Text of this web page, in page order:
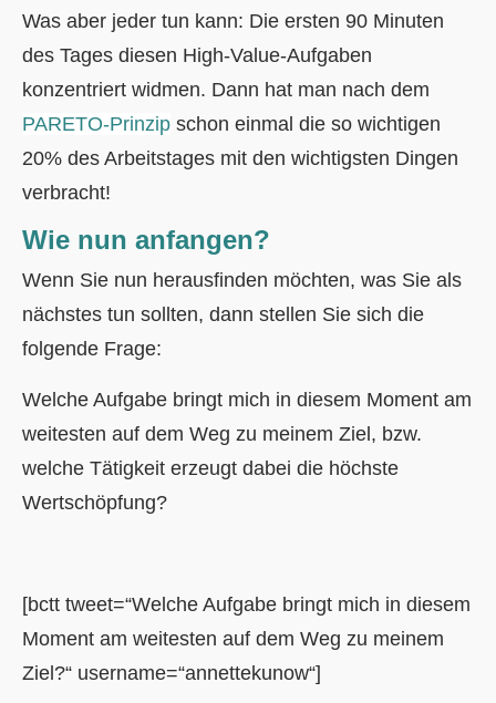
Was aber jeder tun kann: Die ersten 90 Minuten
des Tages diesen High-Value-Aufgaben
konzentriert widmen. Dann hat man nach dem
PARETO-Prinzip schon einmal die so wichtigen
20% des Arbeitstages mit den wichtigsten Dingen
verbracht!
Wie nun anfangen?
Wenn Sie nun herausfinden möchten, was Sie als
nächstes tun sollten, dann stellen Sie sich die
folgende Frage:
Welche Aufgabe bringt mich in diesem Moment am
weitesten auf dem Weg zu meinem Ziel, bzw.
welche Tätigkeit erzeugt dabei die höchste
Wertschöpfung?
[bctt tweet=“Welche Aufgabe bringt mich in diesem
Moment am weitesten auf dem Weg zu meinem
Ziel?“ username=“annettekunow“]